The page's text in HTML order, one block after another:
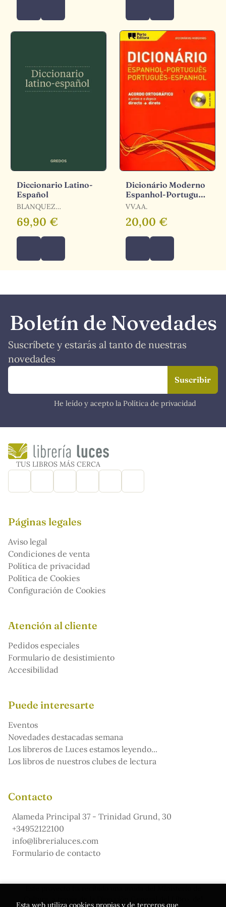
Diccionario Latino-
Español
BLANQUEZ
69,90 €
Dicionário Moderno
Espanhol-Português
/ Português-
VV.AA.
20,00 €
Boletín de Novedades
Suscríbete y estarás al tanto de nuestras
novedades
He leído y acepto la Política de privacidad
TUS LIBROS MÁS CERCA
Páginas legales
Aviso legal
Condiciones de venta
Política de privacidad
Política de Cookies
Configuración de Cookies
Atención al cliente
Pedidos especiales
Formulario de desistimiento
Accesibilidad
Puede interesarte
Eventos
Novedades destacadas semana
Los libreros de Luces estamos leyendo...
Los libros de nuestros clubes de lectura
Contacto
Alameda Principal 37 - Trinidad Grund, 30
+34952122100
info@librerialuces.com
Formulario de contacto
Esta web utiliza cookies propias y de terceros que